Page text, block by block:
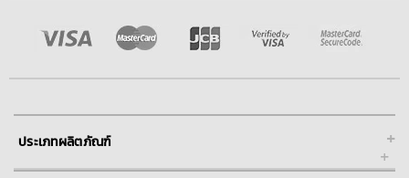
+
ประเภทผลิตภัณฑ์